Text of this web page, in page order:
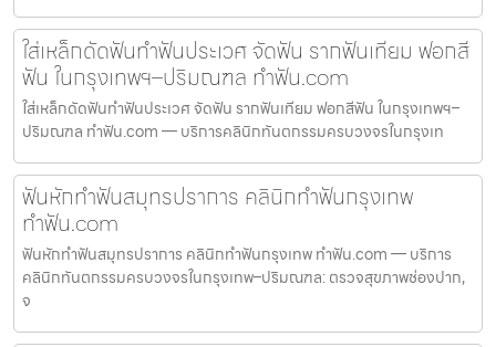
ใส่เหล็กดัดฟันทำฟันประเวศ จัดฟัน รากฟันเทียม ฟอกสี
ฟัน ในกรุงเทพฯ–ปริมณฑล ทำฟัน.com
ใส่เหล็กดัดฟันทำฟันประเวศ จัดฟัน รากฟันเทียม ฟอกสีฟัน ในกรุงเทพฯ–
ปริมณฑล ทำฟัน.com — บริการคลินิกทันตกรรมครบวงจรในกรุงเท
ฟันหักทำฟันสมุทรปราการ คลินิกทำฟันกรุงเทพ
ทำฟัน.com
ฟันหักทำฟันสมุทรปราการ คลินิกทำฟันกรุงเทพ ทำฟัน.com — บริการ
คลินิกทันตกรรมครบวงจรในกรุงเทพ–ปริมณฑล: ตรวจสุขภาพช่องปาก,
จ